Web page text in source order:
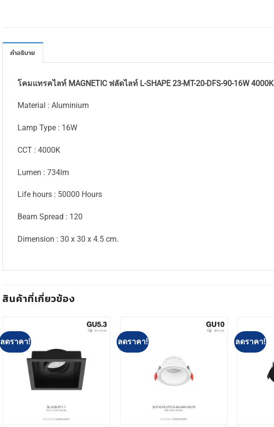
คำอธิบาย
โคมแทรคไลท์ MAGNETIC ฟลัดไลท์ L-SHAPE 23-MT-20-DFS-90-16W 4000K
Material : Aluminium
Lamp Type : 16W
CCT : 4000K
Lumen : 734lm
Life hours : 50000 Hours
Beam Spread : 120
Dimension : 30 x 30 x 4.5 cm.
สินค้าที่เกี่ยวข้อง
ลดราคา! ลดราคา! ลดราคา!